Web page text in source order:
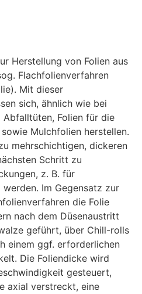
Herstellung von Folien aus
Flachfolienverfahren
Mit dieser
sich, ähnlich wie bei
Abfalltüten, Folien für die
Mulchfolien herstellen.
mehrschichtigen, dickeren
Schritt zu
z. B. für
Im Gegensatz zur
die Folie
nach dem Düsenaustritt
geführt, über Chill-rolls
einem ggf. erforderlichen
Die Foliendicke wird
gesteuert,
axial verstreckt, eine